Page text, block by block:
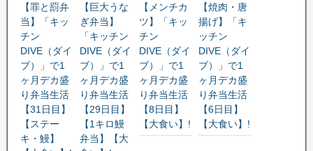
【罪と罰弁
当】「キッ
チン
DIVE（ダイ
ブ）」で1
ヶ月デカ盛
り弁当生活
【31日目】
【ステー
キ・鰻】
【巨大うな
ぎ弁当】
「キッチン
DIVE（ダイ
ブ）」で1
ヶ月デカ盛
り弁当生活
【29日目】
【1キロ鰻
弁当】【大
【メンチカ
ツ】「キッ
チン
DIVE（ダイ
ブ）」で1
ヶ月デカ盛
り弁当生活
【8日目】
【大食い】!
【焼肉・唐
揚げ】「キ
ッチン
DIVE（ダイ
ブ）」で1
ヶ月デカ盛
り弁当生活
【6日目】
【大食い】!